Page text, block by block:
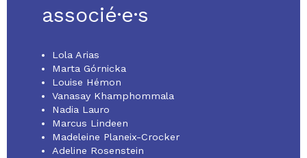
associé·e·s
Lola Arias
Marta Górnicka
Louise Hémon
Vanasay Khamphommala
Nadia Lauro
Marcus Lindeen
Madeleine Planeix-Crocker
Adeline Rosenstein